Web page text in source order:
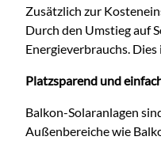
Zusätzlich zur
Durch den Umstieg auf
Energieverbrauchs.
Platzsparend und
Balkon-Solaranlagen
Außenbereiche wie